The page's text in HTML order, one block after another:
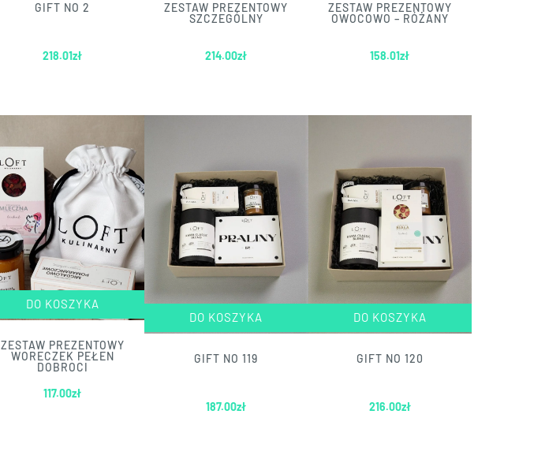
GIFT NO 2
218.01zł
ZESTAW PREZENTOWY
SZCZEGÓLNY
214.00zł
ZESTAW PREZENTOWY
OWOCOWO – RÓŻANY
158.01zł
DO KOSZYKA
ZESTAW PREZENTOWY
WORECZEK PEŁEN
DOBROCI
117.00zł
DO KOSZYKA
GIFT NO 119
187.00zł
DO KOSZYKA
GIFT NO 120
216.00zł